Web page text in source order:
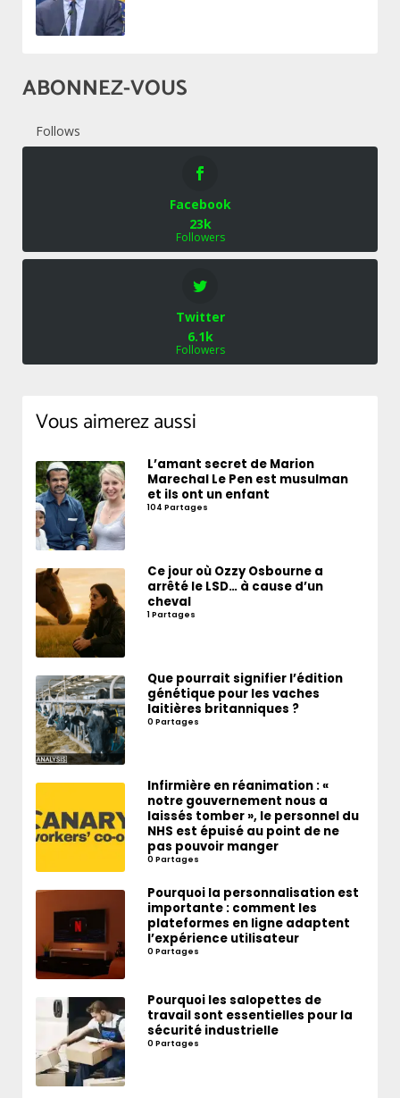
ABONNEZ-VOUS
Follows
Facebook
23k
Followers
Twitter
6.1k
Followers
Vous aimerez aussi
L’amant secret de Marion
Marechal Le Pen est musulman
et ils ont un enfant
104 Partages
Ce jour où Ozzy Osbourne a
arrêté le LSD… à cause d’un
cheval
1 Partages
Que pourrait signifier l’édition
génétique pour les vaches
laitières britanniques ?
0 Partages
Infirmière en réanimation : «
notre gouvernement nous a
laissés tomber », le personnel du
NHS est épuisé au point de ne
pas pouvoir manger
0 Partages
Pourquoi la personnalisation est
importante : comment les
plateformes en ligne adaptent
l’expérience utilisateur
0 Partages
Pourquoi les salopettes de
travail sont essentielles pour la
sécurité industrielle
0 Partages